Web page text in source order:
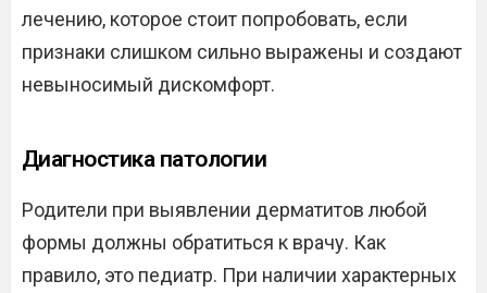
лечению, которое стоит попробовать, если
признаки слишком сильно выражены и создают
невыносимый дискомфорт.
Диагностика патологии
Родители при выявлении дерматитов любой
формы должны обратиться к врачу. Как
правило, это педиатр. При наличии характерных